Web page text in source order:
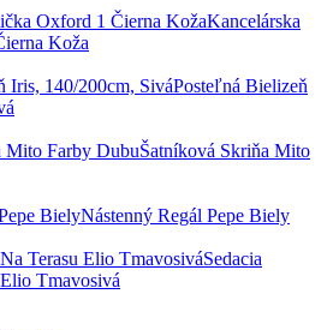
Kancelárska
Koža
Posteľná Bielizeň
Šatníková Skriňa Mito
Nástenný Regál Pepe Biely
Sedacia
Tmavosivá